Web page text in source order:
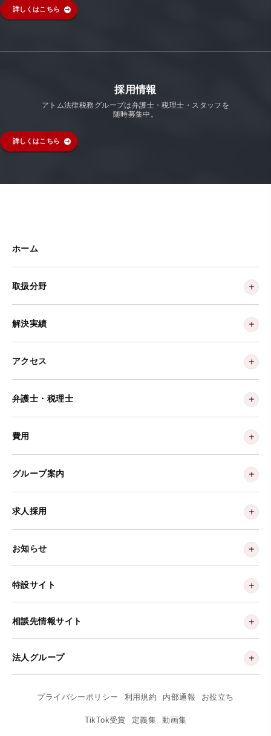
詳しくはこちら
採用情報
アトム法律税務グループは弁護士・税理士・スタッフを
随時募集中。
詳しくはこちら
ホーム
取扱分野
解決実績
アクセス
弁護士・税理士
費用
グループ案内
求人採用
お知らせ
特設サイト
相談先情報サイト
法人グループ
プライバシーポリシー 利用規約 内部通報 お役立ち
TikTok受賞 定義集 動画集